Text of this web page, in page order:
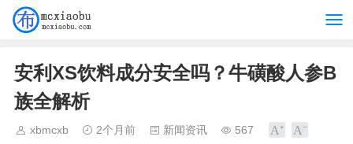
安利XS饮料成分安全吗？牛磺酸人参B
族全解析
xbmcxb 2个月前 新闻资讯 567